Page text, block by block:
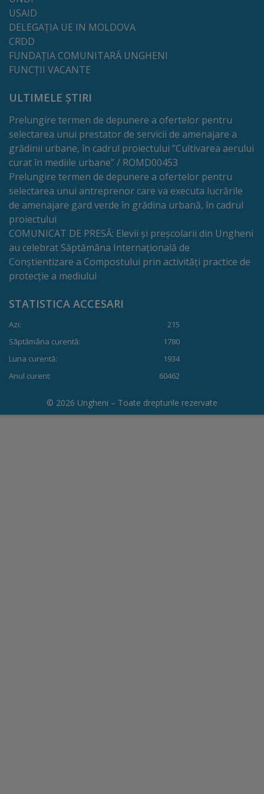
de
cerere
Arhitectură
și
urbanism
Transparență
decizională
Proiecte
de
decizii
Decizii
Dispoziții
Rapoarte
Consultări
publice
USAID
DELEGAȚIA UE IN MOLDOVA
CRDD
FUNDAȚIA COMUNITARĂ UNGHENI
FUNCȚII VACANTE
ULTIMELE ȘTIRI
Prelungire termen de depunere a ofertelor pentru
selectarea unui prestator de servicii de amenajare a
grădinii urbane, în cadrul proiectului ”Cultivarea aerului
curat în mediile urbane” / ROMD00453
Prelungire termen de depunere a ofertelor pentru
selectarea unui antreprenor care va executa lucrările
de amenajare gard verde în grădina urbană, în cadrul
proiectului
COMUNICAT DE PRESĂ: Elevii și preșcolarii din Ungheni
au celebrat Săptămâna Internațională de
Conștientizare a Compostului prin activități practice de
protecție a mediului
STATISTICA ACCESARI
Azi:
215
Săptămâna curentă:
1780
Luna curentă:
1934
Anul curent:
60462
© 2026 Ungheni – Toate drepturile rezervate